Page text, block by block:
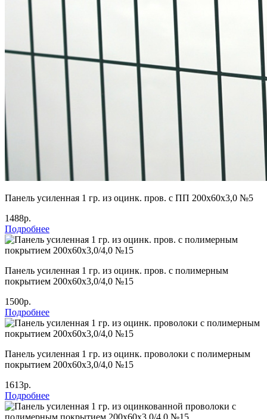
Панель усиленная 1 гр. из оцинк. пров. с ПП 200х60х3,0 №5
1488р.
Подробнее
Панель усиленная 1 гр. из оцинк. пров. с полимерным
покрытием 200х60х3,0/4,0 №15
1500р.
Подробнее
Панель усиленная 1 гр. из оцинк. проволоки с полимерным
покрытием 200х60х3,0/4,0 №15
1613р.
Подробнее